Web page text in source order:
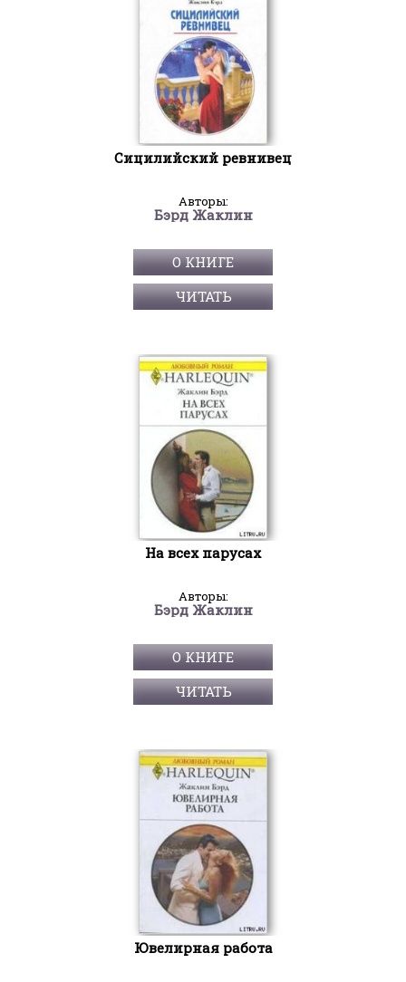
Сицилийский ревнивец
Авторы:
Бэрд Жаклин
О КНИГЕ
ЧИТАТЬ
На всех парусах
Авторы:
Бэрд Жаклин
О КНИГЕ
ЧИТАТЬ
Ювелирная работа